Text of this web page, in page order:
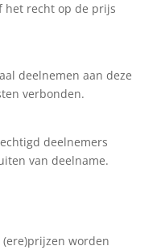
het recht op de prijs
deelnemen aan deze
verbonden.
deelnemers
van deelname.
worden